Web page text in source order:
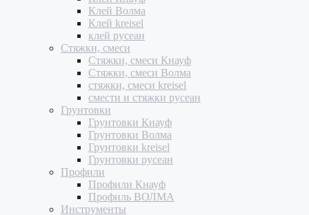
Клей Волма
Клей kreisel
клей русеан
Стяжки, смеси
Стяжки, смеси Кнауф
Стяжки, смеси Волма
стяжки, смеси kreisel
смести и стяжки русеан
Грунтовки
Грунтовки Кнауф
Грунтовки Волма
Грунтовки kreisel
Грунтовки русеан
Профили
Профили Кнауф
Профиль ВОЛМА
Инструменты